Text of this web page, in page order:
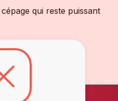
qui reste puissant